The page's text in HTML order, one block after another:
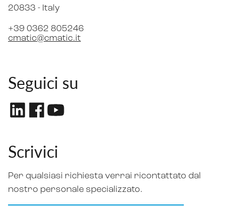
20833 - Italy
+39 0362 805246
cmatic@cmatic.it
Seguici su
Scrivici
Per qualsiasi richiesta verrai ricontattato dal
nostro personale specializzato.